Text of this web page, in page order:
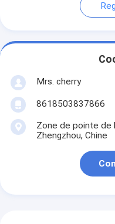
Mrs. cherry
8618503837866
Zone de pointe de
Zhengzhou, Chine